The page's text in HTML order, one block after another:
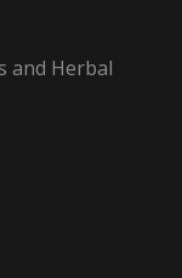
and Herbal